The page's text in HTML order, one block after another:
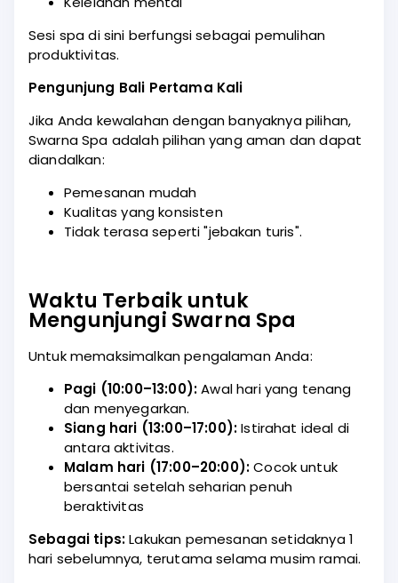
Sesi spa di sini berfungsi sebagai pemulihan
produktivitas.
Pengunjung Bali Pertama Kali
Jika Anda kewalahan dengan banyaknya pilihan,
Swarna Spa adalah pilihan yang aman dan dapat
diandalkan:
Pemesanan mudah
Kualitas yang konsisten
Tidak terasa seperti "jebakan turis".
Waktu Terbaik untuk
Mengunjungi Swarna Spa
Untuk memaksimalkan pengalaman Anda:
Pagi (10:00–13:00):Awal hari yang tenang
dan menyegarkan.
Siang hari (13:00–17:00):Istirahat ideal di
antara aktivitas.
Malam hari (17:00–20:00):Cocok untuk
bersantai setelah seharian penuh
beraktivitas
Sebagai tips:Lakukan pemesanan setidaknya 1
hari sebelumnya, terutama selama musim ramai.